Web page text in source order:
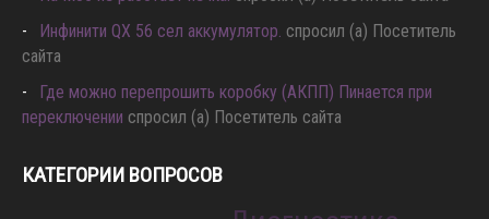
спросил (а) Посетитель сайта
Инфинити QX 56 сел аккумулятор.
спросил (а) Посетитель
Где можно перепрошить коробку (АКПП) Пинается при
спросил (а) Посетитель сайта